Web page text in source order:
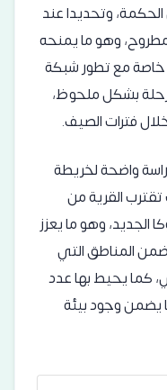
وتحديدا عند
مطروح، وهو ما يمنحه
مع تطور شبكة
بشكل ملحوظ،
فترات الصيف.
واضحة لخريطة
القرية من
الجديد، وهو ما يعزز
المناطق التي
كما يحيط بها عدد
يضمن وجود بيئة